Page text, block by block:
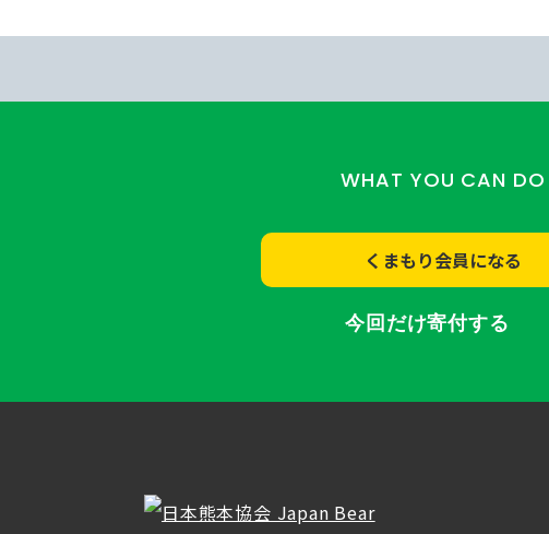
WHAT YOU CAN DO
くまもり会員になる
今回だけ寄付する